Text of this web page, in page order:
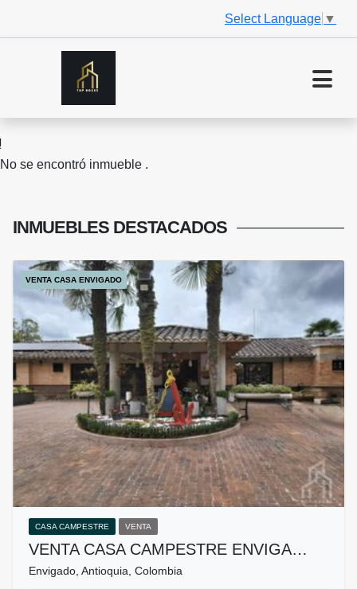
Select Language ▼
No se encontró inmueble .
INMUEBLES DESTACADOS
VENTA CASA ENVIGADO
CASA CAMPESTRE VENTA
VENTA CASA CAMPESTRE ENVIGA…
Envigado, Antioquia, Colombia